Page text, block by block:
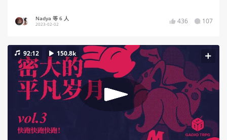
Nadya 等 6 人
2023-02-02 436 107
92:12 150.8k